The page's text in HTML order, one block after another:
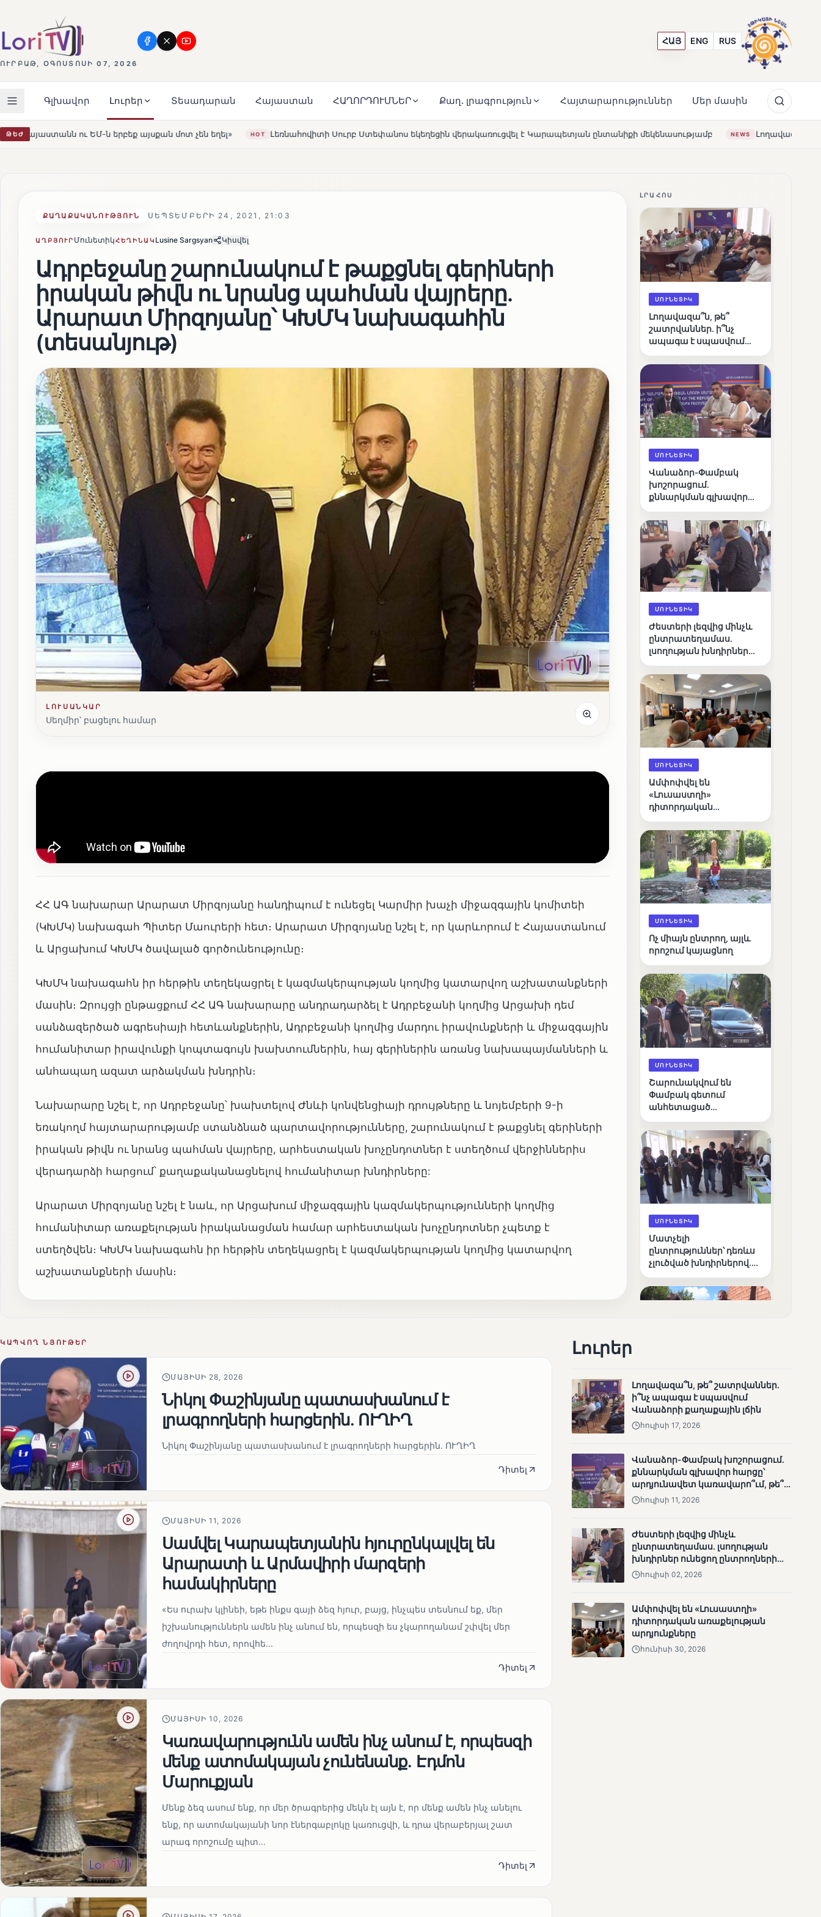
ՈՒՐԲԱԹ, ՕԳՈՍՏՈՍԻ 07, 2026
ՀԱՅ ENG RUS
Գլխավոր Լուրեր Տեսադարան Հայաստան ՀԱՂՈՐԴՈՒՄՆԵՐ Քաղ. լրագրություն Հայտարարություններ Մեր մասին
ԹԵԺ
այսքան մոտ չեն եղել» HOT Լեռնահովիտի Սուրբ Ստեփանոս եկեղեցին վերակառուցվել է Կարապետյան ընտանիքի մեկենասությամբ NEWS Լողավազա՞ն, թե՞ շատրվաններ. ի՞նչ
ՔԱՂԱՔԱԿԱՆՈՒԹՅՈՒՆ ՍԵՊՏԵՄԲԵՐԻ 24, 2021, 21:03
ԱՂԲՅՈՒՐ ՄունետիկՀԵՂԻՆԱԿ Lusine Sargsyan Կիսվել
Ադրբեջանը շարունակում է թաքցնել գերիների
իրական թիվն ու նրանց պահման վայրերը․
Արարատ Միրզոյանը՝ ԿԽՄԿ նախագահին
(տեսանյութ)
ԼՈՒՍԱՆԿԱՐ
Սեղմիր՝ բացելու համար
ՀՀ ԱԳ նախարար Արարատ Միրզոյանը հանդիպում է ունեցել Կարմիր խաչի միջազգային կոմիտեի
(ԿԽՄԿ) նախագահ Պիտեր Մաուրերի հետ։ Արարատ Միրզոյանը նշել է, որ կարևորում է Հայաստանում
և Արցախում ԿԽՄԿ ծավալած գործունեությունը։
ԿԽՄԿ նախագահն իր հերթին տեղեկացրել է կազմակերպության կողմից կատարվող աշխատանքների
մասին։ Զրույցի ընթացքում ՀՀ ԱԳ նախարարը անդրադարձել է Ադրբեջանի կողմից Արցախի դեմ
սանձազերծած ագրեսիայի հետևանքներին, Ադրբեջանի կողմից մարդու իրավունքների և միջազգային
հումանիտար իրավունքի կոպտագույն խախտումներին, հայ գերիներին առանց նախապայմանների և
անհապաղ ազատ արձակման խնդրին։
Նախարարը նշել է, որ Ադրբեջանը՝ խախտելով Ժնևի կոնվենցիայի դրույթները և նոյեմբերի 9-ի
եռակողմ հայտարարությամբ ստանձնած պարտավորությունները, շարունակում է թաքցնել գերիների
իրական թիվն ու նրանց պահման վայրերը, արհեստական խոչընդոտներ է ստեղծում վերջիններիս
վերադարձի հարցում՝ քաղաքականացնելով հումանիտար խնդիրները:
Արարատ Միրզոյանը նշել է նաև, որ Արցախում միջազգային կազմակերպությունների կողմից
հումանիտար առաքելության իրականացման համար արհեստական խոչընդոտներ չպետք է
ստեղծվեն։ ԿԽՄԿ նախագահն իր հերթին տեղեկացրել է կազմակերպության կողմից կատարվող
աշխատանքների մասին։
ԼՐԱՀՈՍ
ՄՈՒՆԵՏԻԿ
Լողավազա՞ն, թե՞
շատրվաններ. ի՞նչ
ապագա է սպասվում
լճին
ՄՈՒՆԵՏԻԿ
Վանաձոր-Փամբակ
խոշորացում.
քննարկման գլխավոր
կառավարո՞ւմ, թե՞
քաղաքական նպատակ
ՄՈՒՆԵՏԻԿ
Ժեստերի լեզվից մինչև
ընտրատեղամաս.
լսողության խնդիրներ
ճանապարհը
ՄՈՒՆԵՏԻԿ
Ամփոփվել են
«Լուսաստղի»
դիտորդական
արդյունքները
ՄՈՒՆԵՏԻԿ
Ոչ միայն ընտրող, այլև
որոշում կայացնող
ՄՈՒՆԵՏԻԿ
Շարունակվում են
Փամբակ գետում
անհետացած
որոնողական
աշխատանքները
ՄՈՒՆԵՏԻԿ
Մատչելի
ընտրություններ՝ դեռևս
չլուծված խնդիրներով.
դիտորդական
առաքելության
Մատչելի
ընտրություններ.
բացթողումներ
ՄՈՒՆԵՏԻԿ
Ամփոփվել են 2005
տեղամասերի
արդյունքները
ԿԱՊՎՈՂ ՆՅՈՒԹԵՐ
ՄԱՅԻՍԻ 28, 2026
Նիկոլ Փաշինյանը պատասխանում է
լրագրողների հարցերին․ ՈՒՂԻՂ
Նիկոլ Փաշինյանը պատասխանում է լրագրողների հարցերին․ ՈՒՂԻՂ
Դիտել
ՄԱՅԻՍԻ 11, 2026
Սամվել Կարապետյանին հյուրընկալվել են
Արարատի և Արմավիրի մարզերի
համակիրները
«Ես ուրախ կլինեի, եթե ինքս գայի ձեզ հյուր, բայց, ինչպես տեսնում եք, մեր
իշխանություններն ամեն ինչ անում են, որպեսզի ես չկարողանամ շփվել մեր
ժողովրդի հետ, որովհե...
Դիտել
ՄԱՅԻՍԻ 10, 2026
Կառավարությունն ամեն ինչ անում է, որպեսզի
մենք ատոմակայան չունենանք․ Էդմոն
Մարուքյան
Մենք ձեզ ասում ենք, որ մեր ծրագրերից մեկն էլ այն է, որ մենք ամեն ինչ անելու
ենք, որ ատոմակայանի նոր էներգաբլոկը կառուցվի, և դրա վերաբերյալ շատ
արագ որոշումը պիտ...
Դիտել
Լուրեր
Լողավազա՞ն, թե՞ շատրվաններ.
ի՞նչ ապագա է սպասվում
Վանաձորի քաղաքային լճին
հուլիսի 17, 2026
Վանաձոր-Փամբակ խոշորացում.
քննարկման գլխավոր հարցը՝
արդյունավետ կառավարո՞ւմ, թե՞
քաղաքական նպատակ
հուլիսի 11, 2026
Ժեստերի լեզվից մինչև
ընտրատեղամաս. լսողության
խնդիրներ ունեցող ընտրողների
ճանապարհը
հուլիսի 02, 2026
Ամփոփվել են «Լուսաստղի»
դիտորդական առաքելության
արդյունքները
հունիսի 30, 2026